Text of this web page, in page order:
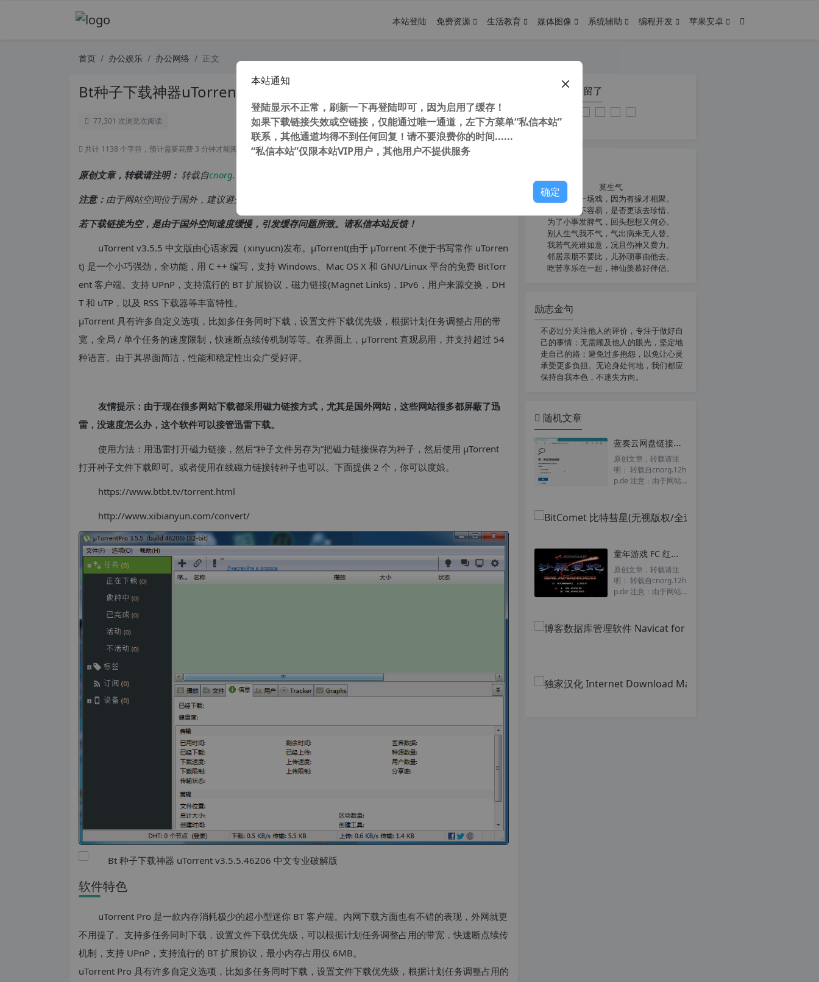
本站登陆 免费资源 生活教育 媒体图像 系统辅助 编程开发 苹果安卓
首页 办公娱乐 办公网络 正文
Bt种子下载神器uTorrent v3.5.5.46206 中文专业破解版
77,301 次浏览次阅读
共计 1138 个字符，预计需要花费 3 分钟才能阅读完成。
原创文章，转载请注明： 转载自cnorg.12hp.de
注意： 由于网站空间位于国外，建议避开晚上的访问高峰期，以免因访问缓慢而影响你的使用体验。
若下载链接为空，是由于国外空间速度缓慢，引发缓存问题所致。请私信本站反馈！
uTorrent v3.5.5 中文版由心语家园（xinyucn)发布。μTorrent(由于 μTorrent 不便于书写常作 uTorren
t) 是一个小巧强劲，全功能，用 C ++ 编写，支持 Windows、Mac OS X 和 GNU/Linux 平台的免费 BitTorr
ent 客户端。支持 UPnP，支持流行的 BT 扩展协议，磁力链接(Magnet Links)，IPv6，用户来源交换，DH
T 和 uTP，以及 RSS 下载器等丰富特性。
μTorrent 具有许多自定义选项，比如多任务同时下载，设置文件下载优先级，根据计划任务调整占用的带
宽，全局 / 单个任务的速度限制，快速断点续传机制等等。在界面上，μTorrent 直观易用，并支持超过 54
种语言。由于其界面简洁，性能和稳定性出众广受好评。
友情提示：由于现在很多网站下载都采用磁力链接方式，尤其是国外网站，这些网站很多都屏蔽了迅
雷，没速度怎么办，这个软件可以接管迅雷下载。
使用方法：用迅雷打开磁力链接，然后“种子文件另存为”把磁力链接保存为种子，然后使用 μTorrent
打开种子文件下载即可。或者使用在线磁力链接转种子也可以。下面提供 2 个，你可以度娘。
https://www.btbt.tv/torrent.html
http://www.xibianyun.com/convert/
软件特色
uTorrent Pro 是一款内存消耗极少的超小型迷你 BT 客户端。内网下载方面也有不错的表现，外网就更
不用提了。支持多任务同时下载，设置文件下载优先级，可以根据计划任务调整占用的带宽，快速断点续传
机制，支持 UPnP，支持流行的 BT 扩展协议，最小内存占用仅 6MB。
uTorrent Pro 具有许多自定义选项，比如多任务同时下载，设置文件下载优先级，根据计划任务调整占用的
您在本页停留了
莫生气
人生就像一场戏，因为有缘才相聚。
相扶到老不容易，是否更该去珍惜。
为了小事发脾气，回头想想又何必。
别人生气我不气，气出病来无人替。
我若气死谁如意，况且伤神又费力。
邻居亲朋不要比，儿孙琐事由他去。
吃苦享乐在一起，神仙羡慕好伴侣。
励志金句
不必过分关注他人的评价，专注于做好自
己的事情；无需顾及他人的眼光，坚定地
走自己的路；避免过多抱怨，以免让心灵
承受更多负担。无论身处何地，我们都应
保持自我本色，不迷失方向。
随机文章
蓝奏云网盘链接打不开怎么办？分享两款蓝奏链接激活油猴脚本, 解决蓝奏云失效、链接打不开的问题
原创文章，转载请注
明： 转载自cnorg.12h
p.de 注意：由于网站
童年游戏 FC 红白机 小霸王 沙罗曼蛇 一命通关 视频
原创文章，转载请注
明： 转载自cnorg.12h
p.de 注意：由于网站
本站通知
登陆显示不正常，刷新一下再登陆即可，因为启用了缓存！
如果下载链接失效或空链接，仅能通过唯一通道，左下方菜单“私信本站”
联系，其他通道均得不到任何回复！请不要浪费你的时间......
“私信本站”仅限本站VIP用户，其他用户不提供服务
确定